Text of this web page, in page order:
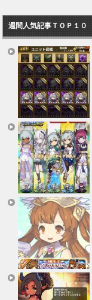
週間人気記事ＴＯＰ１０